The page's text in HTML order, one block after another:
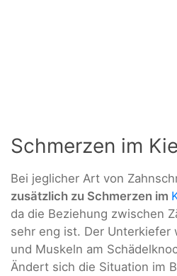
Schmerzen im
Bei jeglicher Art von
zusätzlich zu Schmerzen im
da die Beziehung zwischen
sehr eng ist. Der Unterkiefer
und Muskeln am
Ändert sich die Situation im